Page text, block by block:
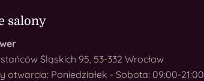
salony
Śląskich 95, 53-332 Wrocław
otwarcia: Poniedziałek - Sobota: 09:00-21:00